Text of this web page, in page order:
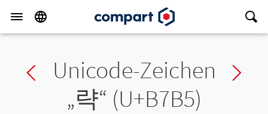
Previous char
Unicode-Zeichen
„략“ (U+B7B5)